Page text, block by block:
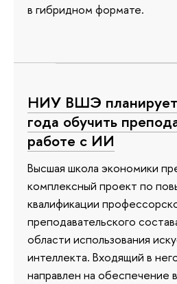
в гибридном формате.
НИУ ВШЭ
года обучить
работе с ИИ
Высшая школа экономики
комплексный проект по
квалификации
преподавательского
области использования
интеллекта. Входящий в
направлен на обеспечение